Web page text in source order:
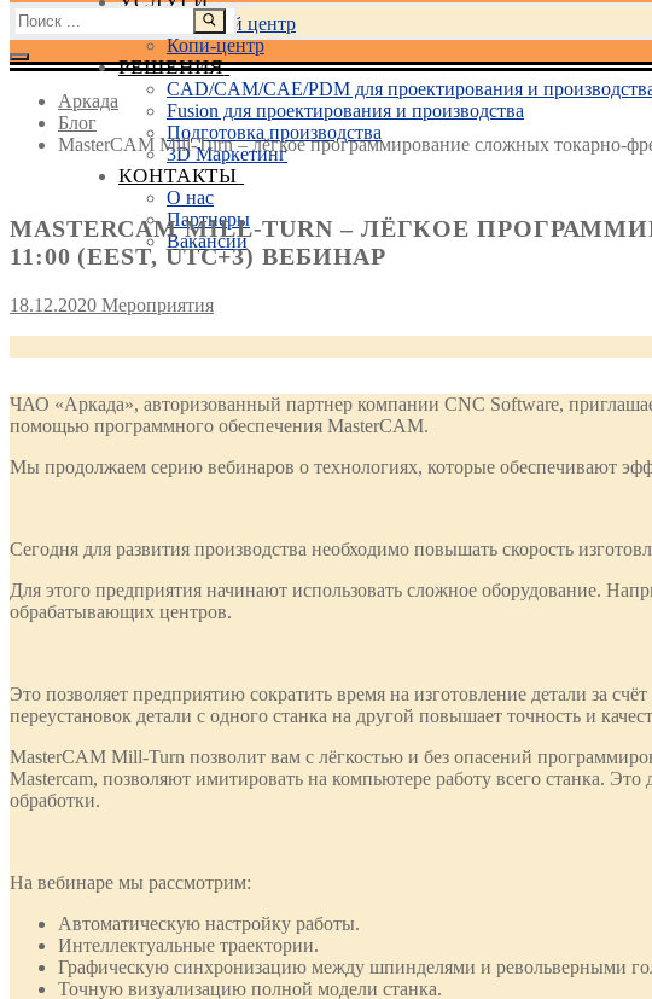
Учебный центр
Копи-центр
РЕШЕНИЯ
CAD/CAM/CAE/PDM для проектирования и
Fusion для проектирования и производства
Подготовка производства
3D Маркетинг
КОНТАКТЫ
О нас
Партнеры
Вакансии
Найти:
Аркада
Блог
MasterCAM Mill-Turn – лёгкое программирование сложных токарно-
MASTERCAM MILL-TURN – ЛЁГКОЕ
11:00 (EEST, UTC+3) ВЕБИНАР
18.12.2020 Мероприятия
ЧАО «Аркада», авторизованный партнер компании CNC Software,
помощью программного обеспечения MasterCAM.
Мы продолжаем серию вебинаров о технологиях, которые обеспечивают
Сегодня для развития производства необходимо повышать скорость
Для этого предприятия начинают использовать сложное оборудование.
обрабатывающих центров.
Это позволяет предприятию сократить время на изготовление детали за
переустановок детали с одного станка на другой повышает точность и
MasterCAM Mill-Turn позволит вам с лёгкостью и без опасений
Mastercam, позволяют имитировать на компьютере работу всего станка.
обработки.
На вебинаре мы рассмотрим:
Автоматическую настройку работы.
Интеллектуальные траектории.
Графическую синхронизацию между шпинделями и револьверными
Точную визуализацию полной модели станка.